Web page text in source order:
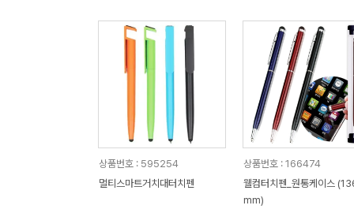
상품번호 : 595254
멀티스마트거치대터치펜
상품번호 : 166474
웰컴터치펜_원통케이스
mm)